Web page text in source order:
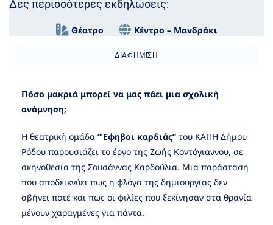
Δες περισσότερες εκδηλώσεις:
Θέατρο Κέντρο – Μανδράκι
ΔΙΑΦΉΜΙΣΗ
Πόσο μακριά μπορεί να μας πάει μια σχολική
ανάμνηση;
Η θεατρική ομάδα “Έφηβοι καρδιάς” του ΚΑΠΗ Δήμου
Ρόδου παρουσιάζει το έργο της Ζωής Κοντόγιαννου, σε
σκηνοθεσία της Σουσάννας Καρδούλια. Μια παράσταση
που αποδεικνύει πως η φλόγα της δημιουργίας δεν
σβήνει ποτέ και πως οι φιλίες που ξεκίνησαν στα θρανία
μένουν χαραγμένες για πάντα.